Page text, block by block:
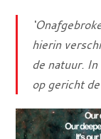
hierin
de natuur.
op gericht